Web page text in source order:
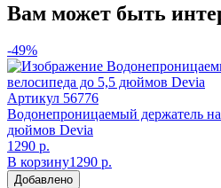
Вам может быть
-49%
Артикул 56776
Водонепроницаемый держатель
дюймов Devia
1290 р.
В корзину1290 р.
Добавлено